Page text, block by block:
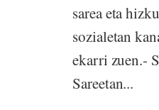
sarea eta
sozialetan
ekarri zuen.-
Sareetan...